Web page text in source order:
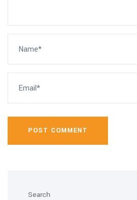
POST COMMENT
Search